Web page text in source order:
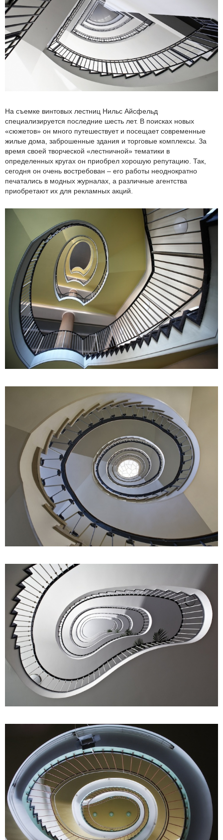
На съемке винтовых лестниц Нильс Айсфельд
специализируется последние шесть лет. В поисках новых
«сюжетов» он много путешествует и посещает современные
жилые дома, заброшенные здания и торговые комплексы. За
время своей творческой «лестничной» тематики в
определенных кругах он приобрел хорошую репутацию. Так,
сегодня он очень востребован – его работы неоднократно
печатались в модных журналах, а различные агентства
приобретают их для рекламных акций.